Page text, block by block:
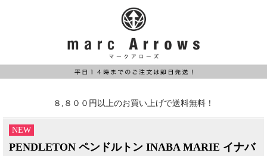
８,８００円以上のお買い上げで送料無料！
NEW
PENDLETON ペンドルトン INABA MARIE イナバ